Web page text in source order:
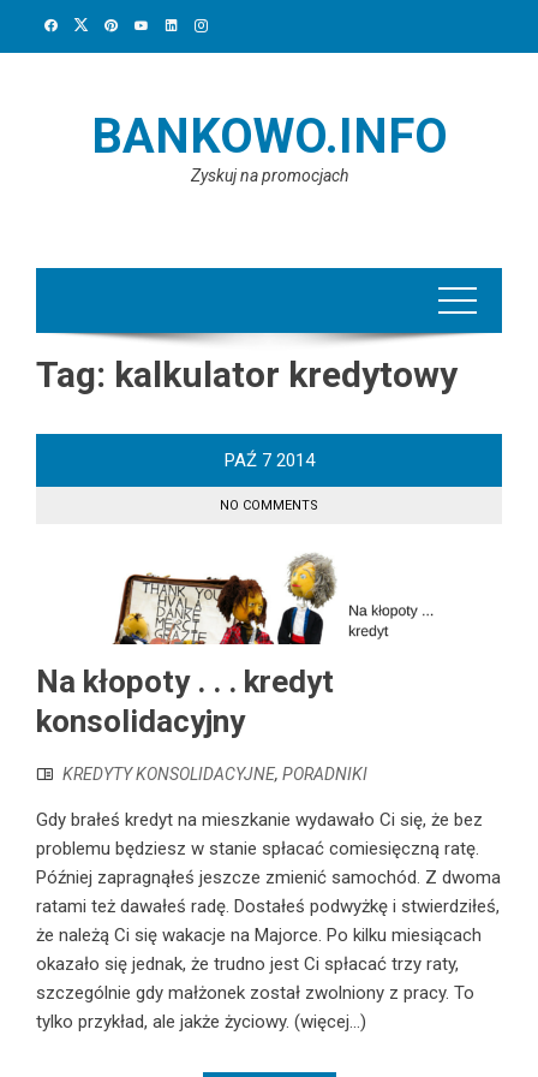
BANKOWO.INFO
Zyskuj na promocjach
Tag: kalkulator kredytowy
PAŹ 7 2014
NO COMMENTS
Na kłopoty . . . kredyt
konsolidacyjny
KREDYTY KONSOLIDACYJNE, PORADNIKI
Gdy brałeś kredyt na mieszkanie wydawało Ci się, że bez
problemu będziesz w stanie spłacać comiesięczną ratę.
Później zapragnąłeś jeszcze zmienić samochód. Z dwoma
ratami też dawałeś radę. Dostałeś podwyżkę i stwierdziłeś,
że należą Ci się wakacje na Majorce. Po kilku miesiącach
okazało się jednak, że trudno jest Ci spłacać trzy raty,
szczególnie gdy małżonek został zwolniony z pracy. To
tylko przykład, ale jakże życiowy. (więcej…)